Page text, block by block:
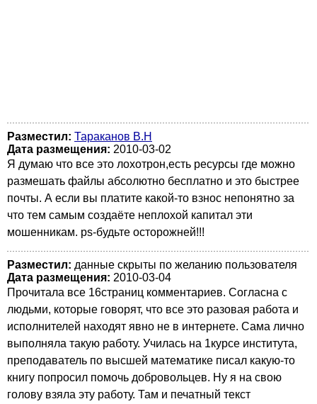
Разместил: Тараканов В.Н
Дата размещения: 2010-03-02
Я думаю что все это лохотрон,есть ресурсы где можно
размешать файлы абсолютно бесплатно и это быстрее
почты. А если вы платите какой-то взнос непонятно за
что тем самым создаёте неплохой капитал эти
мошенникам. ps-будьте осторожней!!!
Разместил: данные скрыты по желанию пользователя
Дата размещения: 2010-03-04
Прочитала все 16страниц комментариев. Согласна с
людьми, которые говорят, что все это разовая работа и
исполнителей находят явно не в интернете. Сама лично
выполняла такую работу. Училась на 1курсе института,
преподаватель по высшей математике писал какую-то
книгу попросил помочь добровольцев. Ну я на свою
голову взяла эту работу. Там и печатный текст